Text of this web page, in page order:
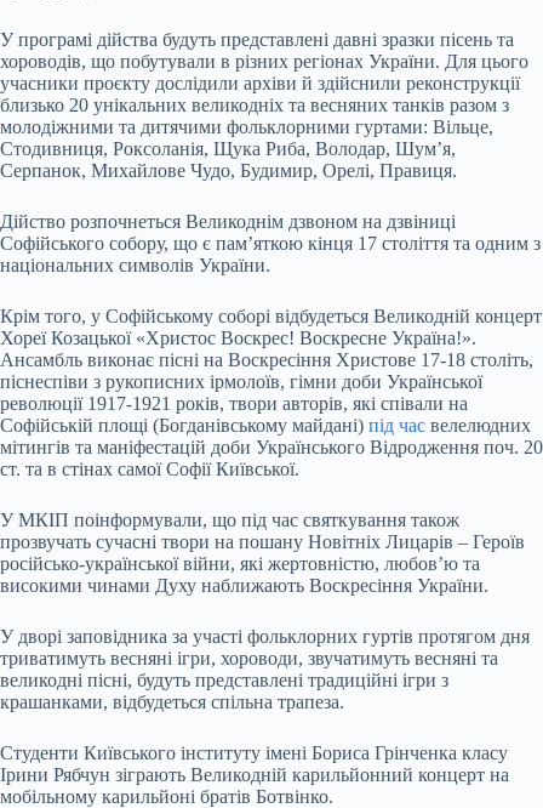
У програмі дійства будуть представлені давні зразки пісень та
хороводів, що побутували в різних регіонах України. Для цього
учасники проєкту дослідили архіви й здійснили реконструкції
близько 20 унікальних великодніх та весняних танків разом з
молодіжними та дитячими фольклорними гуртами: Вільце,
Стодивниця, Роксоланія, Щука Риба, Володар, Шум’я,
Серпанок, Михайлове Чудо, Будимир, Орелі, Правиця.
Дійство розпочнеться Великоднім дзвоном на дзвіниці
Софійського собору, що є пам’яткою кінця 17 століття та одним з
національних символів України.
Крім того, у Софійському соборі відбудеться Великодній концерт
Хореї Козацької «Христос Воскрес! Воскресне Україна!».
Ансамбль виконає пісні на Воскресіння Христове 17-18 століть,
піснеспіви з рукописних ірмолоїв, гімни доби Української
революції 1917-1921 років, твори авторів, які співали на
Софійській площі (Богданівському майдані) під час велелюдних
мітингів та маніфестацій доби Українського Відродження поч. 20
ст. та в стінах самої Софії Київської.
У МКІП поінформували, що під час святкування також
прозвучать сучасні твори на пошану Новітніх Лицарів – Героїв
російсько-української війни, які жертовністю, любов’ю та
високими чинами Духу наближають Воскресіння України.
У дворі заповідника за участі фольклорних гуртів протягом дня
триватимуть весняні ігри, хороводи, звучатимуть весняні та
великодні пісні, будуть представлені традиційні ігри з
крашанками, відбудеться спільна трапеза.
Студенти Київського інституту імені Бориса Грінченка класу
Ірини Рябчун зіграють Великодній карильйонний концерт на
мобільному карильйоні братів Ботвінко.